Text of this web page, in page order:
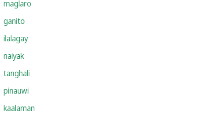
maglaro
ganito
ilalagay
naiyak
tanghali
pinauwi
kaalaman